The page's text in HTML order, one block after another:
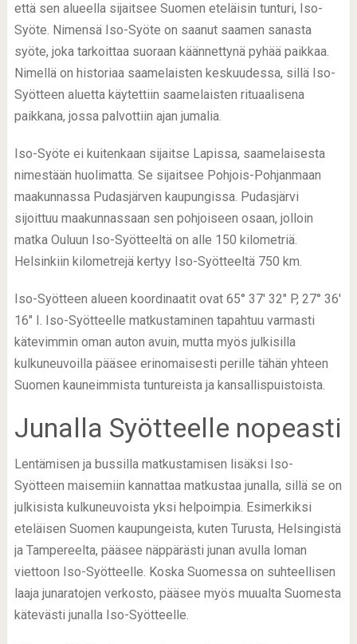
että sen alueella sijaitsee Suomen eteläisin tunturi, Iso-
Syöte. Nimensä Iso-Syöte on saanut saamen sanasta
syöte, joka tarkoittaa suoraan käännettynä pyhää paikkaa.
Nimellä on historiaa saamelaisten keskuudessa, sillä Iso-
Syötteen aluetta käytettiin saamelaisten rituaalisena
paikkana, jossa palvottiin ajan jumalia.
Iso-Syöte ei kuitenkaan sijaitse Lapissa, saamelaisesta
nimestään huolimatta. Se sijaitsee Pohjois-Pohjanmaan
maakunnassa Pudasjärven kaupungissa. Pudasjärvi
sijoittuu maakunnassaan sen pohjoiseen osaan, jolloin
matka Ouluun Iso-Syötteeltä on alle 150 kilometriä.
Helsinkiin kilometrejä kertyy Iso-Syötteeltä 750 km.
Iso-Syötteen alueen koordinaatit ovat 65° 37′ 32″ P, 27° 36′
16″ I. Iso-Syötteelle matkustaminen tapahtuu varmasti
kätevimmin oman auton avuin, mutta myös julkisilla
kulkuneuvoilla pääsee erinomaisesti perille tähän yhteen
Suomen kauneimmista tuntureista ja kansallispuistoista.
Junalla Syötteelle nopeasti
Lentämisen ja bussilla matkustamisen lisäksi Iso-
Syötteen maisemiin kannattaa matkustaa junalla, sillä se on
julkisista kulkuneuvoista yksi helpoimpia. Esimerkiksi
eteläisen Suomen kaupungeista, kuten Turusta, Helsingistä
ja Tampereelta, pääsee näppärästi junan avulla loman
viettoon Iso-Syötteelle. Koska Suomessa on suhteellisen
laaja junaratojen verkosto, pääsee myös muualta Suomesta
kätevästi junalla Iso-Syötteelle.